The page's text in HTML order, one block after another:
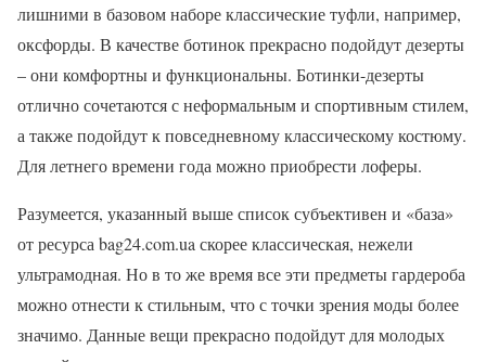
лишними в базовом наборе классические туфли, например,
оксфорды. В качестве ботинок прекрасно подойдут дезерты
– они комфортны и функциональны. Ботинки-дезерты
отлично сочетаются с неформальным и спортивным стилем,
а также подойдут к повседневному классическому костюму.
Для летнего времени года можно приобрести лоферы.
Разумеется, указанный выше список субъективен и «база»
от ресурса bag24.com.ua скорее классическая, нежели
ультрамодная. Но в то же время все эти предметы гардероба
можно отнести к стильным, что с точки зрения моды более
значимо. Данные вещи прекрасно подойдут для молодых